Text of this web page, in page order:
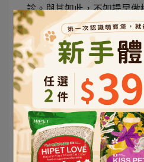
診。與其如此，不如提早
芽階段。
因此，不論你的貓咪現在
只要牠已經進入成年期，
少一次腎臟檢查」的習慣
資，更是讓你與牠一起生
💖